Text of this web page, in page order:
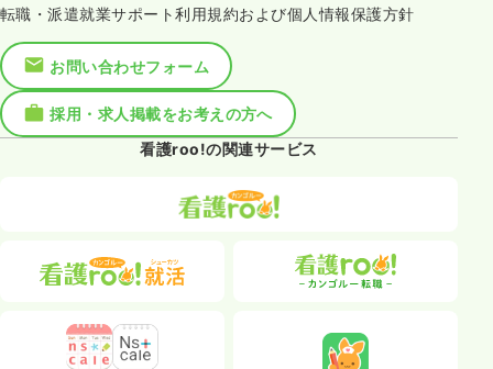
転職・派遣就業サポート利用規約および個人情報保護方針
お問い合わせフォーム
採用・求人掲載をお考えの方へ
看護roo!の関連サービス